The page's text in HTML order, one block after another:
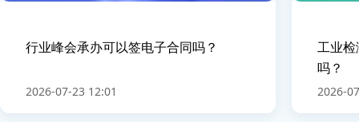
行业峰会承办可以签电子合同吗？
2026-07-23 12:01
工业
吗？
2026-